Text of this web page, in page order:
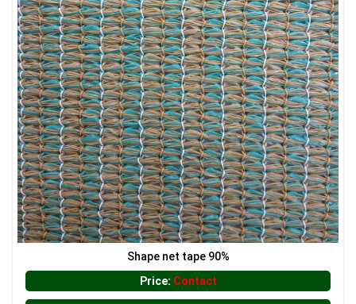
LƯỚI HÀNG RÀO HÌNH VUÔNG
Shape net tape 90%
Price: Contact